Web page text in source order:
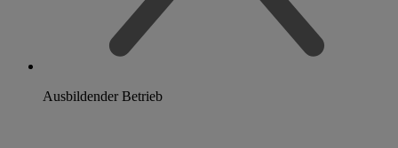
Ausbildender Betrieb